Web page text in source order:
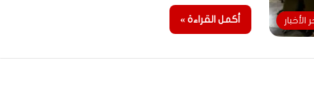
الأخبار أكمل القراءة »